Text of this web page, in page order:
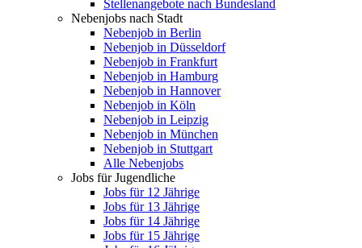
Stellenangebote nach Bundesland
Nebenjobs nach Stadt
Nebenjob in Berlin
Nebenjob in Düsseldorf
Nebenjob in Frankfurt
Nebenjob in Hamburg
Nebenjob in Hannover
Nebenjob in Köln
Nebenjob in Leipzig
Nebenjob in München
Nebenjob in Stuttgart
Alle Nebenjobs
Jobs für Jugendliche
Jobs für 12 Jährige
Jobs für 13 Jährige
Jobs für 14 Jährige
Jobs für 15 Jährige